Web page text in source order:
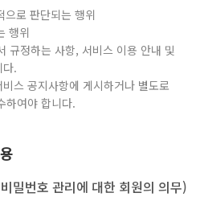
으로 판단되는 행위
행위
규정하는 사항, 서비스 이용 안내 및
다.
스 공지사항에 게시하거나 별도로
하여야 합니다.
밀번호 관리에 대한 회원의 의무)